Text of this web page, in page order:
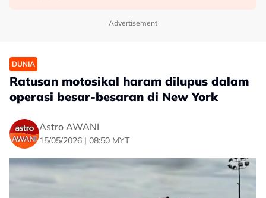
Advertisement
DUNIA
Ratusan motosikal haram dilupus dalam
operasi besar-besaran di New York
Astro AWANI
15/05/2026 | 08:50 MYT